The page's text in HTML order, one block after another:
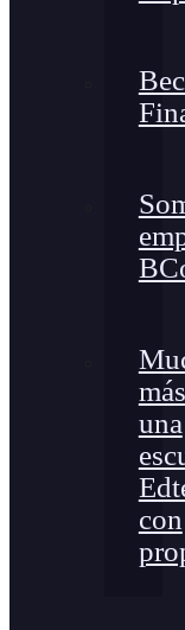
una
con